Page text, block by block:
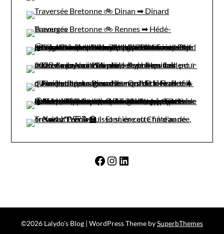
Facebook
Instagram
LinkedIn
©2026 Lalydo's Blog | WordPress Theme bySuperbThemes